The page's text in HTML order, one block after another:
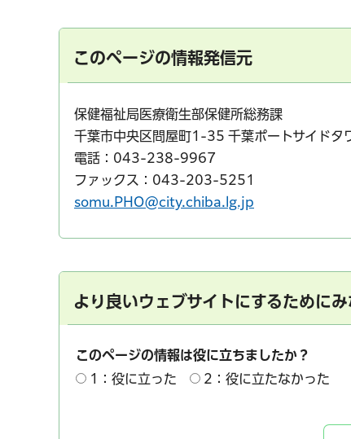
このページの情報発信元
保健福祉局医療衛生部保健所総務課
千葉市中央区問屋町1-35 千葉ポートサイドタ
電話：043-238-9967
ファックス：043-203-5251
somu.PHO@city.chiba.lg.jp
より良いウェブサイトにするために
このページの情報は役に立ちましたか？
1：役に立った
2：役に立たなかった